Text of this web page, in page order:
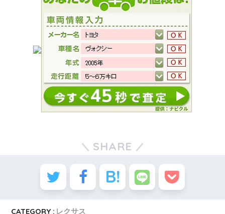
SHARE
CATEGORY : レクサス